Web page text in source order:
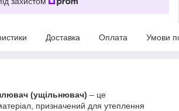
Доставка Оплата Умови
(ущільнювач) – це
призначений для утеплення